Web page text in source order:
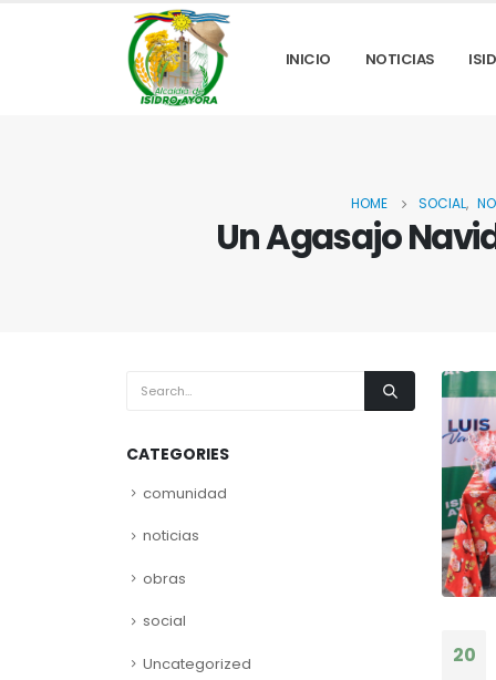
INICIO NOTICIAS
HOME SOCIAL,
Un Agasajo
20
CATEGORIES
comunidad
noticias
obras
social
Uncategorized